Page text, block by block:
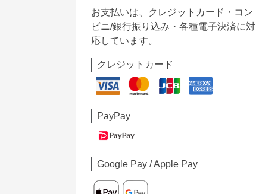
お支払いは、クレジットカード・コン
ビニ/銀行振り込み・各種電子決済に対
応しています。
クレジットカード
PayPay
Google Pay / Apple Pay